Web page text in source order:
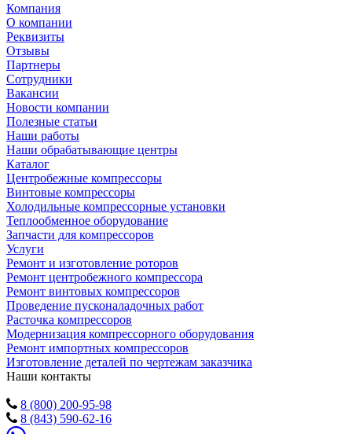
Компания
О компании
Реквизиты
Отзывы
Партнеры
Сотрудники
Вакансии
Новости компании
Полезные статьи
Наши работы
Наши обрабатывающие центры
Каталог
Центробежные компрессоры
Винтовые компрессоры
Холодильные компрессорные установки
Теплообменное оборудование
Запчасти для компрессоров
Услуги
Ремонт и изготовление роторов
Ремонт центробежного компрессора
Ремонт винтовых компрессоров
Проведение пусконаладочных работ
Расточка компрессоров
Модернизация компрессорного оборудования
Ремонт импортных компрессоров
Изготовление деталей по чертежам заказчика
Наши контакты
8 (800) 200-95-98
8 (843) 590-62-16